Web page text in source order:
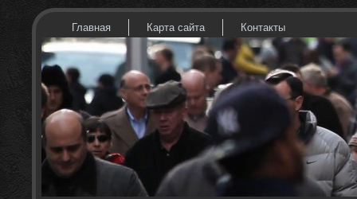
Главная Карта сайта Контакты